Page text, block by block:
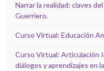
Narrar la realidad: claves
Guerriero.
Curso Virtual: Educación
Curso Virtual: Articulación
diálogos y aprendizajes en